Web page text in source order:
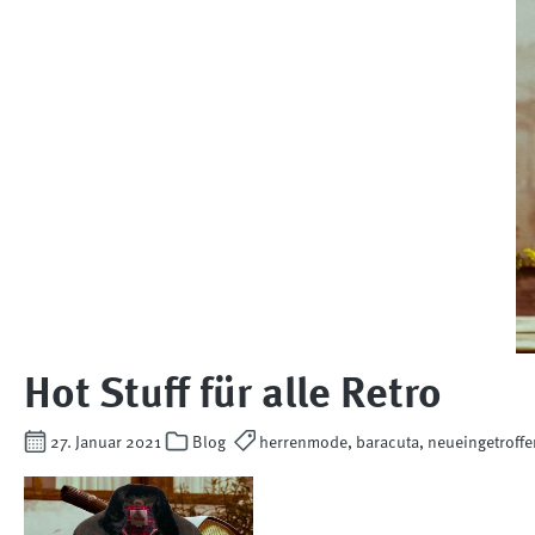
Hot Stuff für alle Retro
27. Januar 2021 Blog herrenmode, baracuta,